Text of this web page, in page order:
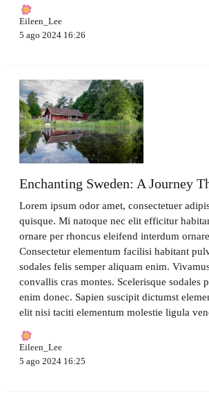
Eileen_Lee
5 ago 2024 16:26
Enchanting Sweden: A Journey
Lorem ipsum odor amet, consectetuer
quisque. Mi natoque nec elit efficitur
ornare per rhoncus eleifend interdum
Consectetur elementum facilisi habitant
sodales felis semper aliquam enim.
convallis cras montes. Scelerisque
enim donec. Sapien suscipit dictumst
elit nisi taciti elementum molestie ligula
Eileen_Lee
5 ago 2024 16:25